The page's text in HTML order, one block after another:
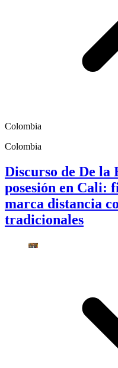
Colombia
Colombia
Discurso de De la
posesión en Cali:
marca distancia
tradicionales